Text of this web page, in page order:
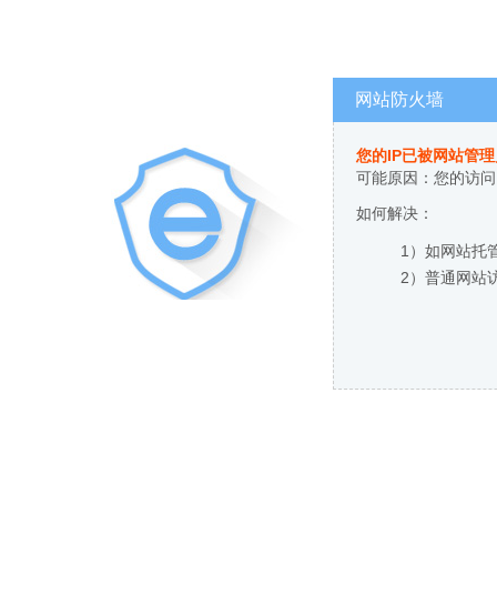
网站防火墙
您的IP已被网站管
可能原因：您的访
如何解决：
1）如网站托
2）普通网站